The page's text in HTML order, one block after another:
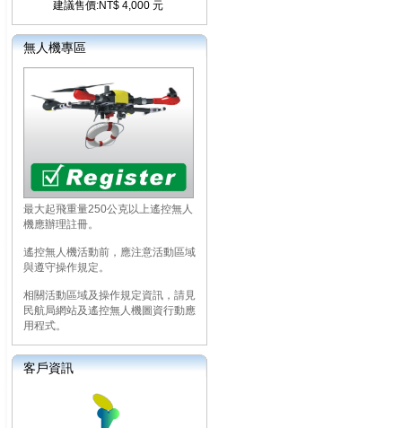
建議售價:NT$ 4,000 元
無人機專區
最大起飛重量250公克以上遙控無人
機應辦理註冊。
遙控無人機活動前，應注意活動區域
與遵守操作規定。
相關活動區域及操作規定資訊，請見
民航局網站及遙控無人機圖資行動應
用程式。
客戶資訊